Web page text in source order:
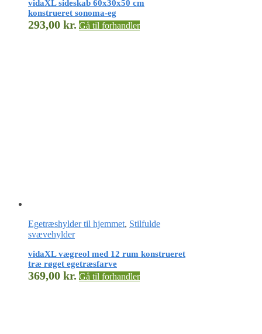
vidaXL sideskab 60x30x50 cm
konstrueret sonoma-eg
293,00 kr. Gå til forhandler
Egetræshylder til hjemmet, Stilfulde
svævehylder
vidaXL vægreol med 12 rum konstrueret
træ røget egetræsfarve
369,00 kr. Gå til forhandler